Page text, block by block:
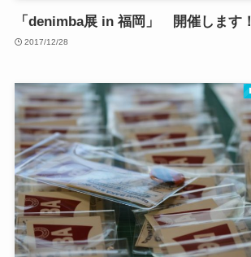
「denimba展 in 福岡」 開催します！
2017/12/28